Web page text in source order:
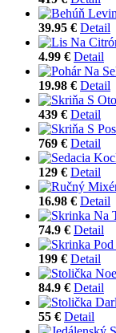
39.95 € Detail
4.99 € Detail
19.98 € Detail
439 € Detail
769 € Detail
129 € Detail
16.98 € Detail
74.9 € Detail
199 € Detail
84.9 € Detail
55 € Detail